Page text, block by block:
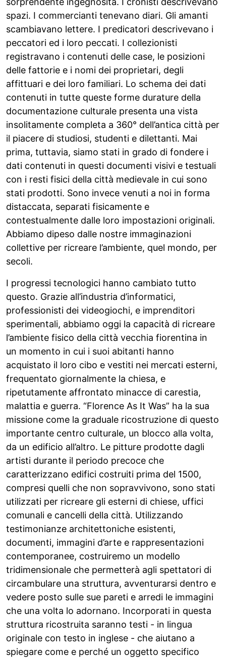
spazi. I commercianti tenevano diari. Gli amanti
scambiavano lettere. I predicatori descrivevano i
peccatori ed i loro peccati. I collezionisti
registravano i contenuti delle case, le posizioni
delle fattorie e i nomi dei proprietari, degli
affittuari e dei loro familiari. Lo schema dei dati
contenuti in tutte queste forme durature della
documentazione culturale presenta una vista
insolitamente completa a 360° dell’antica città per
il piacere di studiosi, studenti e dilettanti. Mai
prima, tuttavia, siamo stati in grado di fondere i
dati contenuti in questi documenti visivi e testuali
con i resti fisici della città medievale in cui sono
stati prodotti. Sono invece venuti a noi in forma
distaccata, separati fisicamente e
contestualmente dalle loro impostazioni originali.
Abbiamo dipeso dalle nostre immaginazioni
collettive per ricreare l’ambiente, quel mondo, per
secoli.
I progressi tecnologici hanno cambiato tutto
questo. Grazie all’industria d’informatici,
professionisti dei videogiochi, e imprenditori
sperimentali, abbiamo oggi la capacità di ricreare
l’ambiente fisico della città vecchia fiorentina in
un momento in cui i suoi abitanti hanno
acquistato il loro cibo e vestiti nei mercati esterni,
frequentato giornalmente la chiesa, e
ripetutamente affrontato minacce di carestia,
malattia e guerra. “Florence As It Was” ha la sua
missione come la graduale ricostruzione di questo
importante centro culturale, un blocco alla volta,
da un edificio all’altro. Le pitture prodotte dagli
artisti durante il periodo precoce che
caratterizzano edifici costruiti prima del 1500,
compresi quelli che non sopravvivono, sono stati
utilizzati per ricreare gli esterni di chiese, uffici
comunali e cancelli della città. Utilizzando
testimonianze architettoniche esistenti,
documenti, immagini d’arte e rappresentazioni
contemporanee, costruiremo un modello
tridimensionale che permetterà agli spettatori di
circambulare una struttura, avventurarsi dentro e
vedere posto sulle sue pareti e arredi le immagini
che una volta lo adornano. Incorporati in questa
struttura ricostruita saranno testi - in lingua
originale con testo in inglese - che aiutano a
spiegare come e perché un oggetto specifico